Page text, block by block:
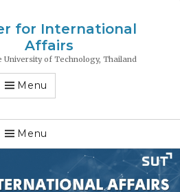
for International
Affairs
University of Technology, Thailand
Menu
Menu